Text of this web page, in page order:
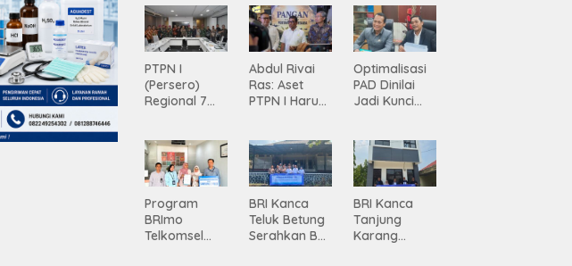
PTPN I
(Persero)
Regional 7
Pengamanan
Aset dari
Holding
Abdul Rivai
Ras: Aset
PTPN I Harus
Optimalisasi
PAD Dinilai
Jadi Kunci
n
Infrastruktur
Lampung
Program
BRImo
Telkomsel
BRI Kanca
Teluk Betung
Serahkan BRI
BRI Kanca
Tanjung
Karang